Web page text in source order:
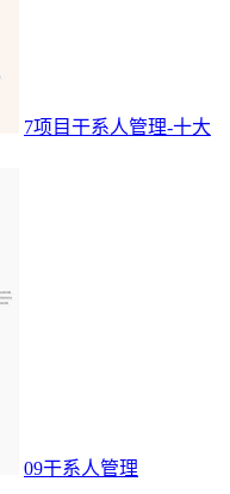
7项目干系人管理-十大
09干系人管理